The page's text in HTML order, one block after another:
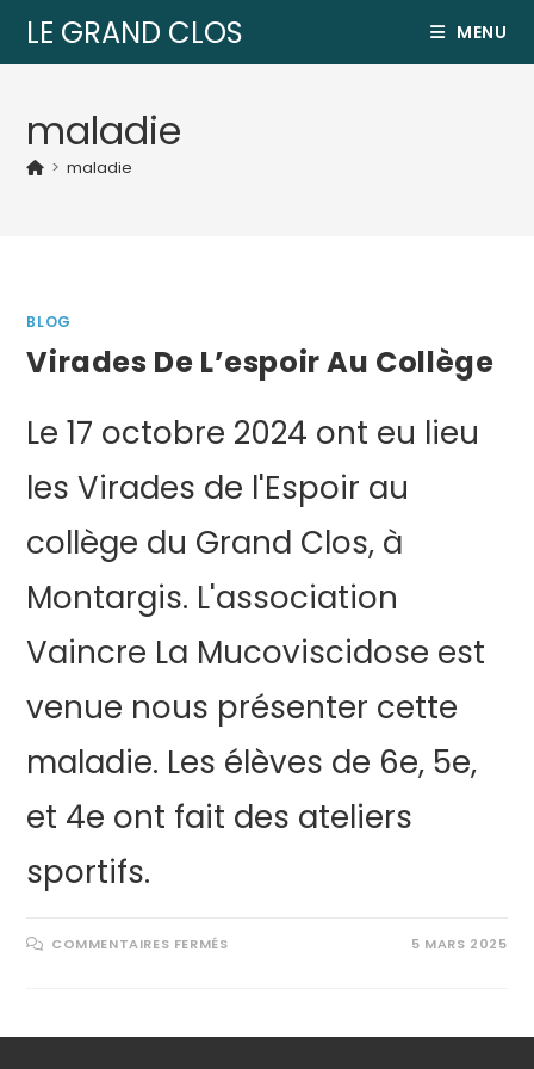
LE GRAND CLOS MENU
maladie
> maladie
BLOG
Virades De L’espoir Au Collège
Le 17 octobre 2024 ont eu lieu
les Virades de l'Espoir au
collège du Grand Clos, à
Montargis. L'association
Vaincre La Mucoviscidose est
venue nous présenter cette
maladie. Les élèves de 6e, 5e,
et 4e ont fait des ateliers
sportifs.
COMMENTAIRES FERMÉS 5 MARS 2025